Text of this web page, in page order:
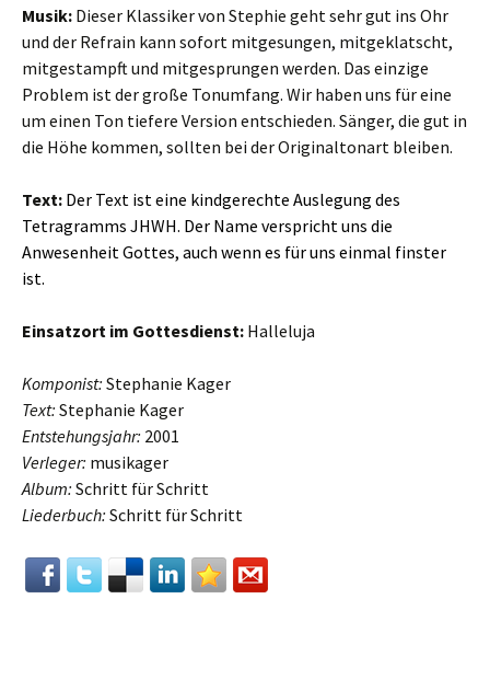
Musik: Dieser Klassiker von Stephie geht sehr gut ins Ohr
und der Refrain kann sofort mitgesungen, mitgeklatscht,
mitgestampft und mitgesprungen werden. Das einzige
Problem ist der große Tonumfang. Wir haben uns für eine
um einen Ton tiefere Version entschieden. Sänger, die gut in
die Höhe kommen, sollten bei der Originaltonart bleiben.
Text: Der Text ist eine kindgerechte Auslegung des
Tetragramms JHWH. Der Name verspricht uns die
Anwesenheit Gottes, auch wenn es für uns einmal finster
ist.
Einsatzort im Gottesdienst: Halleluja
Komponist: Stephanie Kager
Text: Stephanie Kager
Entstehungsjahr: 2001
Verleger: musikager
Album: Schritt für Schritt
Liederbuch: Schritt für Schritt